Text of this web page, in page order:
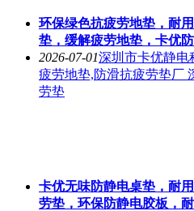
环保绿色抗疲劳地垫，耐
垫，缓解疲劳地垫，卡优
2026-07-01深圳市卡优静电
疲劳地垫,防滑抗疲劳垫厂
劳垫
卡优无味防静电桌垫，耐
劳垫，环保防静电胶板，